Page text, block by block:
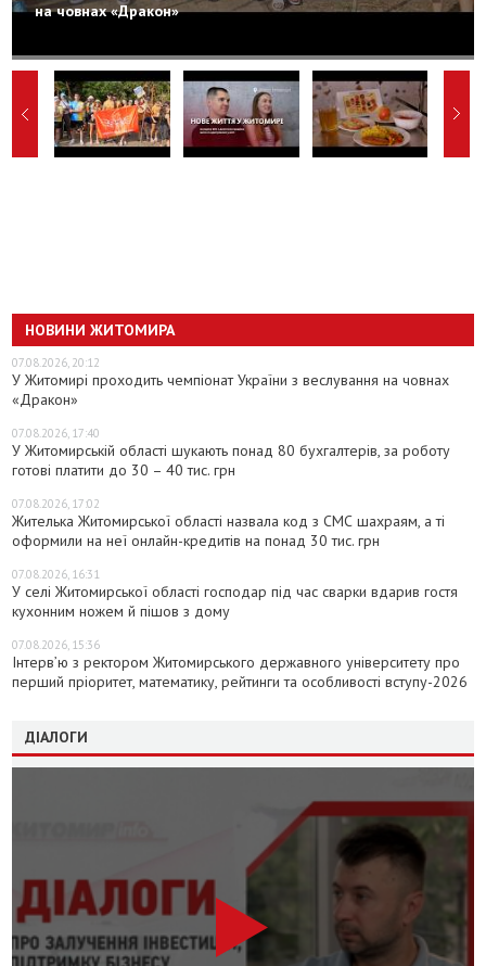
на човнах «Дракон»
НОВИНИ ЖИТОМИРА
07.08.2026, 20:12
У Житомирі проходить чемпіонат України з веслування на човнах
«Дракон»
07.08.2026, 17:40
У Житомирській області шукають понад 80 бухгалтерів, за роботу
готові платити до 30 – 40 тис. грн
07.08.2026, 17:02
Жителька Житомирської області назвала код з СМС шахраям, а ті
оформили на неї онлайн-кредитів на понад 30 тис. грн
07.08.2026, 16:31
У селі Житомирської області господар під час сварки вдарив гостя
кухонним ножем й пішов з дому
07.08.2026, 15:36
Інтерв’ю з ректором Житомирського державного університету про
перший пріоритет, математику, рейтинги та особливості вступу-2026
ДІАЛОГИ